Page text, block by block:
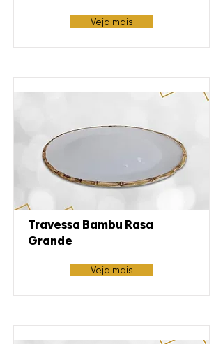
Veja mais
Travessa Bambu Rasa
Grande
Veja mais